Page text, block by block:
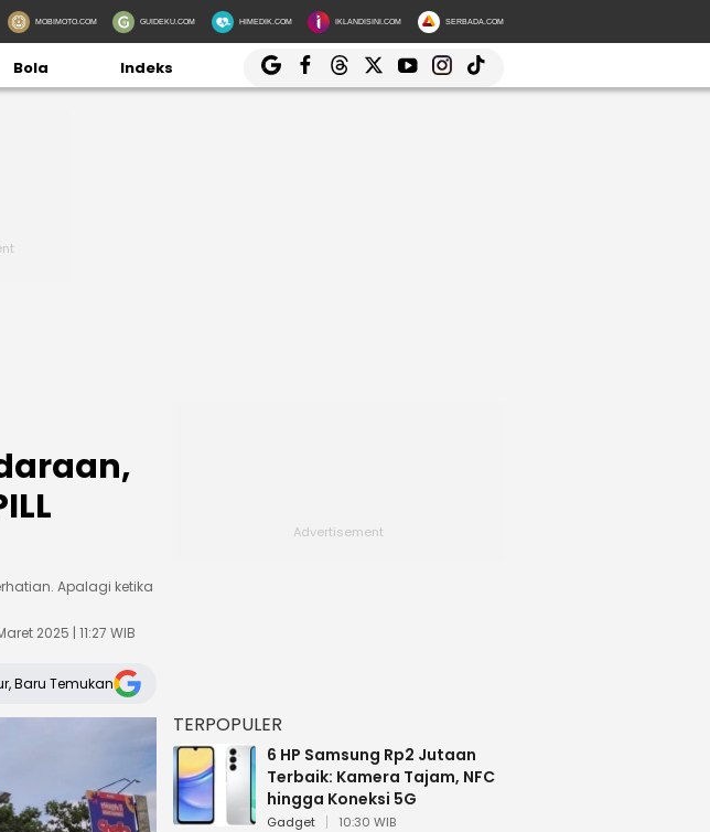
MOBIMOTO.COM GUIDEKU.COM HIMEDIK.COM IKLANDISINI.COM SERBADA.COM
Bola Indeks
Apalagi ketika
2025 | 11:27 WIB
Baru Temukan
TERPOPULER
6 HP Samsung Rp2 Jutaan
Terbaik: Kamera Tajam, NFC
hingga Koneksi 5G
Gadget 10:30 WIB